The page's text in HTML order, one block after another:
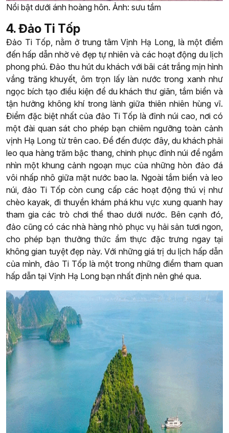
Nổi bật dưới ánh hoàng hôn. Ảnh: sưu tầm
4. Đảo Ti Tốp
Đảo Ti Tốp, nằm ở trung tâm Vịnh Hạ Long, là một điểm
đến hấp dẫn nhờ vẻ đẹp tự nhiên và các hoạt động du lịch
phong phú. Đảo thu hút du khách với bãi cát trắng mịn hình
vầng trăng khuyết, ôm trọn lấy làn nước trong xanh như
ngọc bích tạo điều kiện để du khách thư giãn, tắm biển và
tận hưởng không khí trong lành giữa thiên nhiên hùng vĩ.
Điểm đặc biệt nhất của đảo Ti Tốp là đỉnh núi cao, nơi có
một đài quan sát cho phép bạn chiêm ngưỡng toàn cảnh
vịnh Hạ Long từ trên cao. Để đến được đây, du khách phải
leo qua hàng trăm bậc thang, chinh phục đỉnh núi để ngắm
nhìn một khung cảnh ngoạn mục của những hòn đảo đá
vôi nhấp nhô giữa mặt nước bao la. Ngoài tắm biển và leo
núi, đảo Ti Tốp còn cung cấp các hoạt động thú vị như
chèo kayak, đi thuyền khám phá khu vực xung quanh hay
tham gia các trò chơi thể thao dưới nước. Bên cạnh đó,
đảo cũng có các nhà hàng nhỏ phục vụ hải sản tươi ngon,
cho phép bạn thưởng thức ẩm thực đặc trưng ngay tại
không gian tuyệt đẹp này. Với những giá trị du lịch hấp dẫn
của mình, đảo Ti Tốp là một trong những điểm tham quan
hấp dẫn tại Vịnh Hạ Long bạn nhất định nên ghé qua.